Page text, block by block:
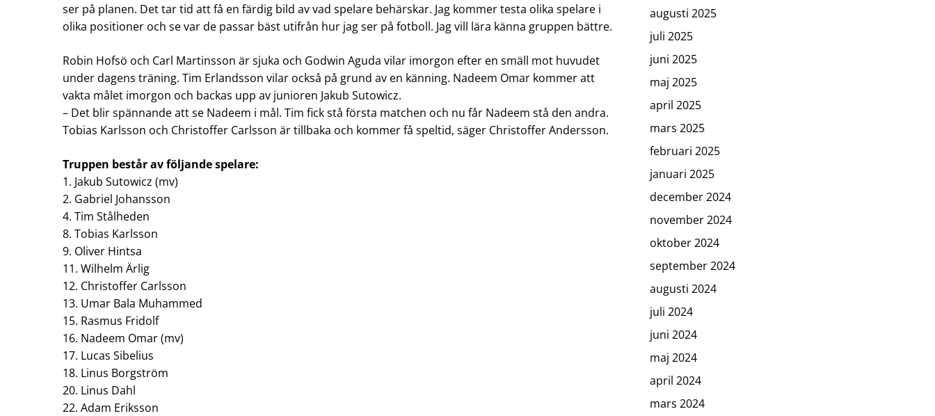
ser på planen. Det tar tid att få en färdig bild av vad spelare behärskar. Jag kommer testa olika spelare i
olika positioner och se var de passar bäst utifrån hur jag ser på fotboll. Jag vill lära känna gruppen bättre.
Robin Hofsö och Carl Martinsson är sjuka och Godwin Aguda vilar imorgon efter en smäll mot huvudet
under dagens träning. Tim Erlandsson vilar också på grund av en känning. Nadeem Omar kommer att
vakta målet imorgon och backas upp av junioren Jakub Sutowicz.
– Det blir spännande att se Nadeem i mål. Tim fick stå första matchen och nu får Nadeem stå den andra.
Tobias Karlsson och Christoffer Carlsson är tillbaka och kommer få speltid, säger Christoffer Andersson.
Truppen består av följande spelare:
1. Jakub Sutowicz (mv)
2. Gabriel Johansson
4. Tim Stålheden
8. Tobias Karlsson
9. Oliver Hintsa
11. Wilhelm Ärlig
12. Christoffer Carlsson
13. Umar Bala Muhammed
15. Rasmus Fridolf
16. Nadeem Omar (mv)
17. Lucas Sibelius
18. Linus Borgström
20. Linus Dahl
22. Adam Eriksson
augusti 2025
juli 2025
juni 2025
maj 2025
april 2025
mars 2025
februari 2025
januari 2025
december 2024
november 2024
oktober 2024
september 2024
augusti 2024
juli 2024
juni 2024
maj 2024
april 2024
mars 2024